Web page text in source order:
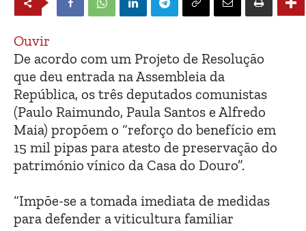
Ouvir
De acordo com um Projeto de Resolução
que deu entrada na Assembleia da
República, os três deputados comunistas
(Paulo Raimundo, Paula Santos e Alfredo
Maia) propõem o “reforço do benefício em
15 mil pipas para atesto de preservação do
património vínico da Casa do Douro”.
“Impõe-se a tomada imediata de medidas
para defender a viticultura familiar